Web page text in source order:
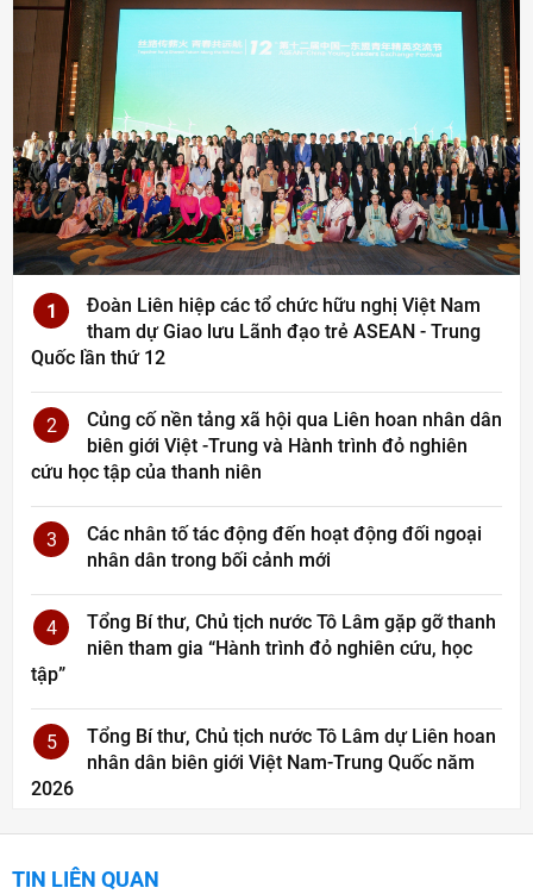
1
Đoàn Liên hiệp các tổ chức hữu nghị Việt Nam
tham dự Giao lưu Lãnh đạo trẻ ASEAN - Trung
Quốc lần thứ 12
2
Củng cố nền tảng xã hội qua Liên hoan nhân dân
biên giới Việt -Trung và Hành trình đỏ nghiên
cứu học tập của thanh niên
3
Các nhân tố tác động đến hoạt động đối ngoại
nhân dân trong bối cảnh mới
4
Tổng Bí thư, Chủ tịch nước Tô Lâm gặp gỡ thanh
niên tham gia “Hành trình đỏ nghiên cứu, học
tập”
5
Tổng Bí thư, Chủ tịch nước Tô Lâm dự Liên hoan
nhân dân biên giới Việt Nam-Trung Quốc năm
2026
TIN LIÊN QUAN